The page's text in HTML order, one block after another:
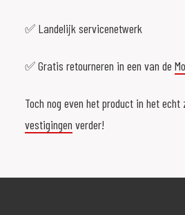
✅ Landelijk servicenetwerk
✅ Gratis retourneren in een van de
Toch nog even het product in het
vestigingen verder!